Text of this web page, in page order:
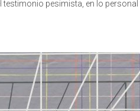
pesimista, en lo personal